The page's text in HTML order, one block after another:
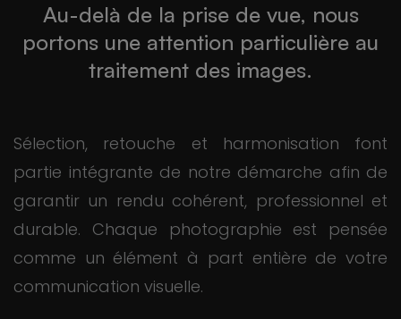
Au-delà de la prise de vue, nous
portons une attention particulière au
traitement des images.
Sélection, retouche et harmonisation font
partie intégrante de notre démarche afin de
garantir un rendu cohérent, professionnel et
durable. Chaque photographie est pensée
comme un élément à part entière de votre
communication visuelle.